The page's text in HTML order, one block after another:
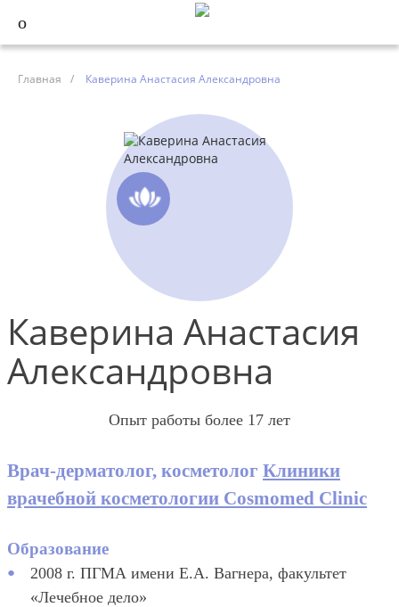
Главная / Каверина Анастасия Александровна
Каверина Анастасия
Александровна
Опыт работы более 17 лет
Врач-дерматолог, косметолог Клиники
врачебной косметологии Cosmomed Clinic
Образование
2008 г. ПГМА имени Е.А. Вагнера, факультет
«Лечебное дело»